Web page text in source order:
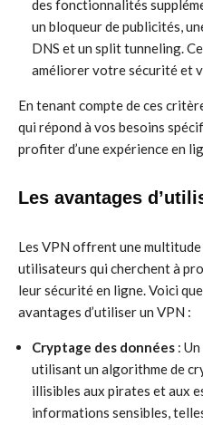
des fonctionnalités
un bloqueur de publicités,
DNS et un split tunneling.
améliorer votre sécurité et
En tenant compte de ces
qui répond à vos besoins
profiter d’une expérience en
Les avantages
Les VPN offrent une multitude
utilisateurs qui cherchent à
leur sécurité en ligne. Voici
avantages d’utiliser un VPN :
Cryptage des données :
utilisant un algorithme de
illisibles aux pirates et aux
informations sensibles,